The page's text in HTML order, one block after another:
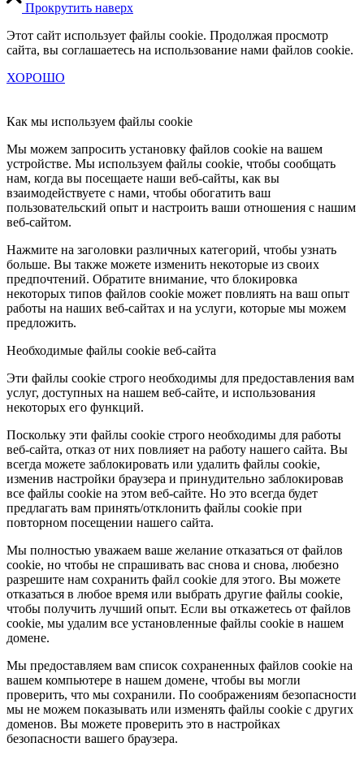
Прокрутить наверх
Этот сайт использует файлы cookie. Продолжая просмотр
сайта, вы соглашаетесь на использование нами файлов cookie.
ХОРОШО
Как мы используем файлы cookie
Мы можем запросить установку файлов cookie на вашем
устройстве. Мы используем файлы cookie, чтобы сообщать
нам, когда вы посещаете наши веб-сайты, как вы
взаимодействуете с нами, чтобы обогатить ваш
пользовательский опыт и настроить ваши отношения с нашим
веб-сайтом.
Нажмите на заголовки различных категорий, чтобы узнать
больше. Вы также можете изменить некоторые из своих
предпочтений. Обратите внимание, что блокировка
некоторых типов файлов cookie может повлиять на ваш опыт
работы на наших веб-сайтах и на услуги, которые мы можем
предложить.
Необходимые файлы cookie веб-сайта
Эти файлы cookie строго необходимы для предоставления вам
услуг, доступных на нашем веб-сайте, и использования
некоторых его функций.
Поскольку эти файлы cookie строго необходимы для работы
веб-сайта, отказ от них повлияет на работу нашего сайта. Вы
всегда можете заблокировать или удалить файлы cookie,
изменив настройки браузера и принудительно заблокировав
все файлы cookie на этом веб-сайте. Но это всегда будет
предлагать вам принять/отклонить файлы cookie при
повторном посещении нашего сайта.
Мы полностью уважаем ваше желание отказаться от файлов
cookie, но чтобы не спрашивать вас снова и снова, любезно
разрешите нам сохранить файл cookie для этого. Вы можете
отказаться в любое время или выбрать другие файлы cookie,
чтобы получить лучший опыт. Если вы откажетесь от файлов
cookie, мы удалим все установленные файлы cookie в нашем
домене.
Мы предоставляем вам список сохраненных файлов cookie на
вашем компьютере в нашем домене, чтобы вы могли
проверить, что мы сохранили. По соображениям безопасности
мы не можем показывать или изменять файлы cookie с других
доменов. Вы можете проверить это в настройках
безопасности вашего браузера.